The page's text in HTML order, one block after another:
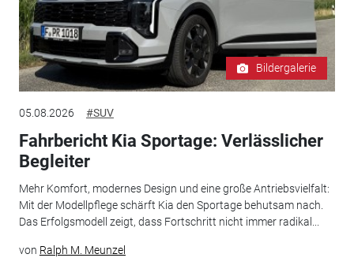
Bildergalerie
05.08.2026 #SUV
Fahrbericht Kia Sportage: Verlässlicher
Begleiter
Mehr Komfort, modernes Design und eine große Antriebsvielfalt:
Mit der Modellpflege schärft Kia den Sportage behutsam nach.
Das Erfolgsmodell zeigt, dass Fortschritt nicht immer radikal...
von Ralph M. Meunzel